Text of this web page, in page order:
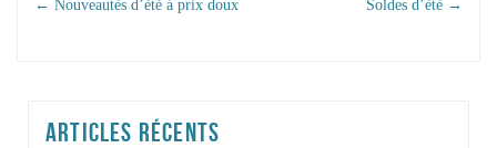
NAVIGATION DANS
← Nouveautés d’été à prix doux Soldes d’été →
ARTICLES RÉCENTS